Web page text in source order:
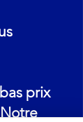
prix